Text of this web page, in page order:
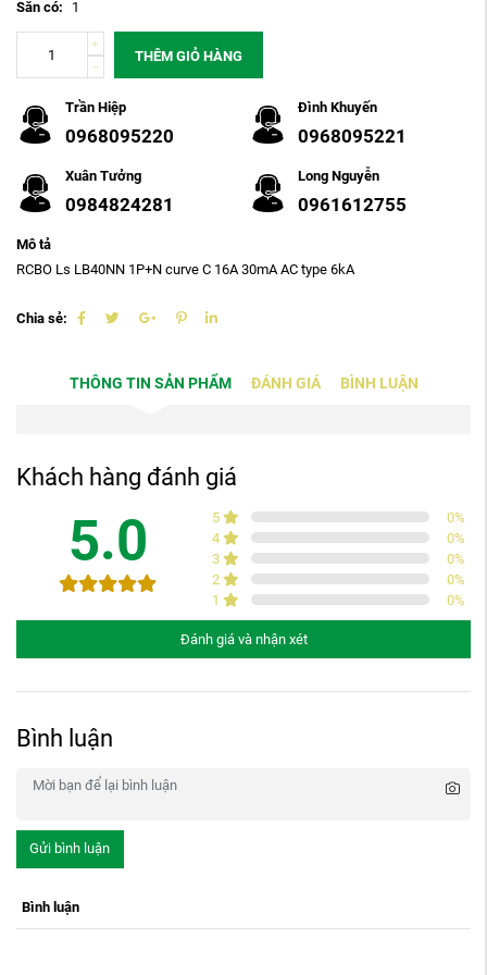
Sẵn có:
1
THÊM GIỎ HÀNG
Trần Hiệp
0968095220
Đình Khuyến
0968095221
Xuân Tưởng
0984824281
Long Nguyễn
0961612755
Mô tả
RCBO Ls LB40NN 1P+N curve C 16A 30mA AC type 6kA
Chia sẻ:
THÔNG TIN SẢN PHẨM ĐÁNH GIÁ BÌNH LUẬN
Khách hàng đánh giá
5.0 5 0%
4
0%
3
0%
2
0%
1
0%
Đánh giá và nhận xét
Bình luận
Gửi bình luận
Bình luận